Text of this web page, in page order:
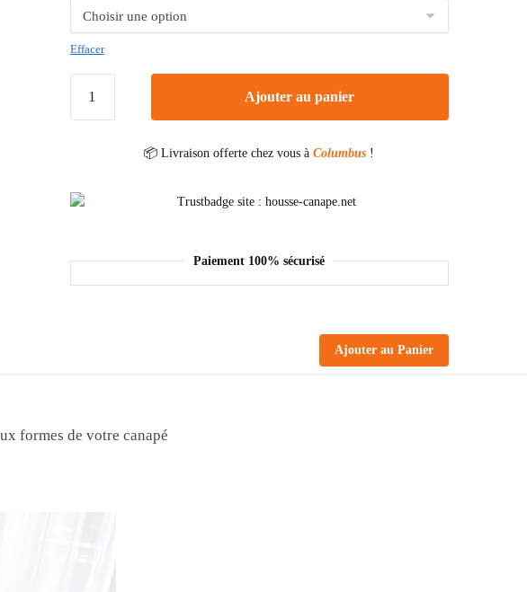
Effacer
Ajouter au panier
📦 Livraison offerte chez vous àColumbus !
Paiement 100% sécurisé
Ajouter au Panier
formes de votre canapé